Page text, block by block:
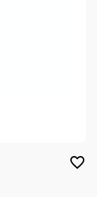
favorite_border